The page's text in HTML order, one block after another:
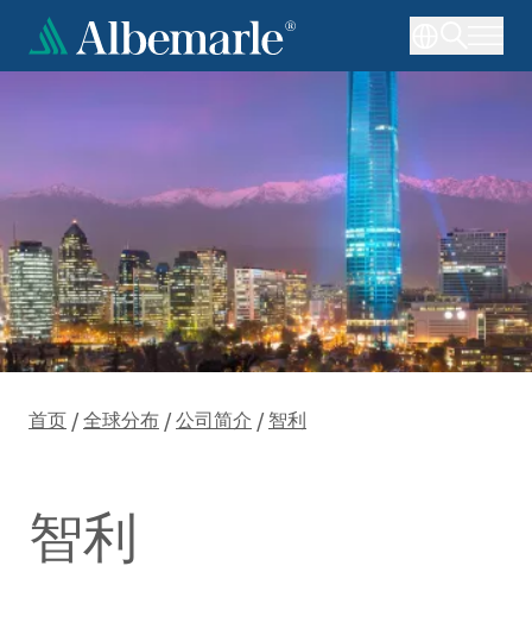
到
容
首页 /全球分布 /公司简介 / 智利
智利